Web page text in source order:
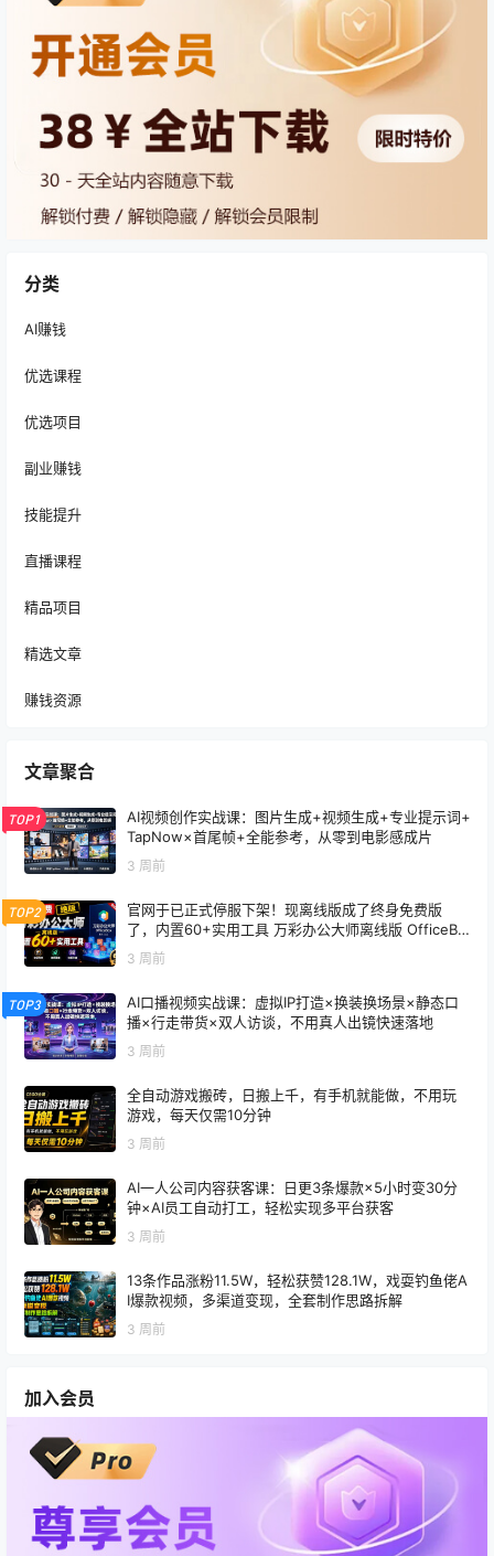
分类
AI赚钱
优选课程
优选项目
副业赚钱
技能提升
直播课程
精品项目
精选文章
赚钱资源
文章聚合
TOP1
AI视频创作实战课：图片生成+视频生成+专业提示词+
TapNow×首尾帧+全能参考，从零到电影感成片
3 周前
TOP2
官网于已正式停服下架！现离线版成了终身免费版
了，内置60+实用工具 万彩办公大师离线版 OfficeBo
3 周前
TOP3
AI口播视频实战课：虚拟IP打造×换装换场景×静态口
播×行走带货×双人访谈，不用真人出镜快速落地
3 周前
全自动游戏搬砖，日搬上千，有手机就能做，不用玩
游戏，每天仅需10分钟
3 周前
AI一人公司内容获客课：日更3条爆款×5小时变30分
钟×AI员工自动打工，轻松实现多平台获客
3 周前
13条作品涨粉11.5W，轻松获赞128.1W，戏耍钓鱼佬A
I爆款视频，多渠道变现，全套制作思路拆解
3 周前
加入会员